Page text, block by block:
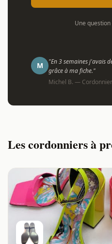
Une
M
"En 3 semaines j'avais
grâce à ma fiche."
Michel B. —
Les cordonniers à